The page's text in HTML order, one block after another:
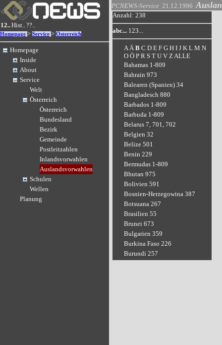
12..Hist..??..
Homepage > Service > Österreich
Homepage
Inside
About
Service
Welt
Österreich
Österreich
Bundesland
Bezirk
Gemeinde
Postleitzahlen
Inlandsvorwahlen
Auslandsvorwahlen
Schulen
Wellen
Planung
PCNEWS-Service 21.12.1996
Anzahl: 238
abc... 123...
A Ä B C D E F G H I J K L M N
O Ö P R S T U V Z ALLE
Bahamas 1-809
Bahrain 973
Balearen (Spanien) 34
Bangladesch 880
Barbados 1-809
Barbuda 1-809
Belarus 7, 701, 702
Belgien 32
Belize 501
Benin 229
Bermudas 1-809
Bhutan 975
Bolivien 591
Bosnien-Herzegowina 387
Botsuana 267
Brasilien 55
Brunei 673
Bulgarien 359
Burkina Faso 226
Burundi 257